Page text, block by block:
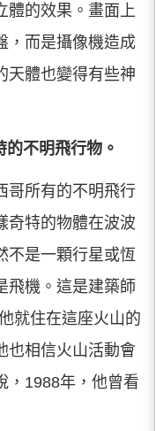
體的效果。畫面上
，而是攝像機造成
天體也變得有些神
不明飛行物。
哥所有的不明飛行
奇特的物體在波波
不是一顆行星或恆
飛機。這是建築師
就住在這座火山的
也相信火山活動會
，1988年，他曾看